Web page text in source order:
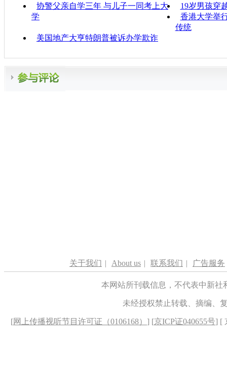
协警父亲自学三年 与儿子一同考上大
学
19岁男孩穿
香港大学举
传统
美国地产大亨特朗普被诉办学欺诈
关于我们 | About us | 联系我们 | 广告服务
本网站所刊载信息，不代表中新
未经授权禁止转载、摘编、
[网上传播视听节目许可证（0106168） ] [京ICP证040655号] [